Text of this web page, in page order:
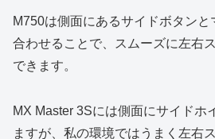
M750は側面にあるサイドボタン
合わせることで、スムーズに左右
できます。
MX Master 3Sには側面にサイドホ
ますが、私の環境ではうまく左右